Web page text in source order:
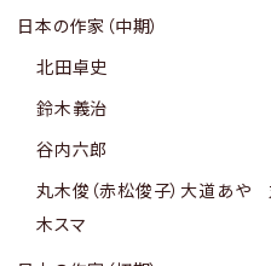
日本の作家（中期）
北田卓史
鈴木義治
谷内六郎
丸木俊（赤松俊子）大道あや
木スマ